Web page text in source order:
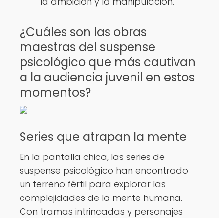
¿Cuáles son las obras
maestras del suspense
psicológico que más cautivan
a la audiencia juvenil en estos
momentos?
Series que atrapan la mente
En la pantalla chica, las series de
suspense psicológico han encontrado
un terreno fértil para explorar las
complejidades de la mente humana.
Con tramas intrincadas y personajes